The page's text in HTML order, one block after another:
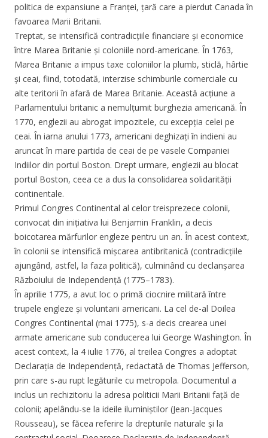
politica de expansiune a Franței, țară care a pierdut Canada în
favoarea Marii Britanii.
Treptat, se intensifică contradicțiile financiare și economice
între Marea Britanie și coloniile nord-americane. În 1763,
Marea Britanie a impus taxe coloniilor la plumb, sticlă, hârtie
și ceai, fiind, totodată, interzise schimburile comerciale cu
alte teritorii în afară de Marea Britanie. Această acțiune a
Parlamentului britanic a nemulțumit burghezia americană. În
1770, englezii au abrogat impozitele, cu excepția celei pe
ceai. În iarna anului 1773, americani deghizați în indieni au
aruncat în mare partida de ceai de pe vasele Companiei
Indiilor din portul Boston. Drept urmare, englezii au blocat
portul Boston, ceea ce a dus la consolidarea solidarității
continentale.
Primul Congres Continental al celor treisprezece colonii,
convocat din inițiativa lui Benjamin Franklin, a decis
boicotarea mărfurilor engleze pentru un an. În acest context,
în colonii se intensifică mișcarea antibritanică (contradicțiile
ajungând, astfel, la faza politică), culminând cu declanșarea
Războiului de Independență (1775–1783).
În aprilie 1775, a avut loc o primă ciocnire militară între
trupele engleze și voluntarii americani. La cel de-al Doilea
Congres Continental (mai 1775), s-a decis crearea unei
armate americane sub conducerea lui George Washington. În
acest context, la 4 iulie 1776, al treilea Congres a adoptat
Declarația de Independență, redactată de Thomas Jefferson,
prin care s-au rupt legăturile cu metropola. Documentul a
inclus un rechizitoriu la adresa politicii Marii Britanii față de
colonii; apelându-se la ideile iluminiștilor (Jean-Jacques
Rousseau), se făcea referire la drepturile naturale și la